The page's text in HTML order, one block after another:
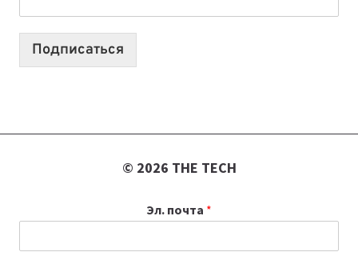
2026:
10
Подписаться
© 2026 THE TECH
Эл. почта *